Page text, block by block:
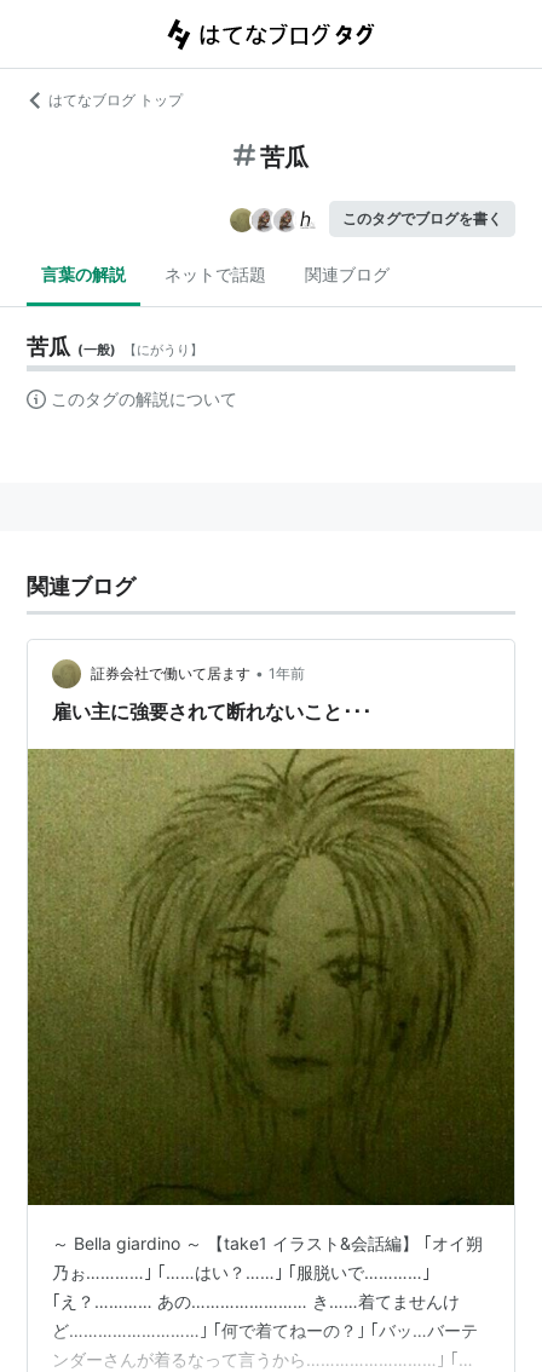
はてなブログ トップ
苦瓜
このタグでブログを書く
言葉の解説 ネットで話題 関連ブログ
苦瓜 (一般) 【にがうり 】
このタグの解説について
関連ブログ
証券会社で働いて居ます • 1年前
雇い主に強要されて断れないこと･･･
～ Bella giardino ～ 【take1 イラスト&会話編】 ｢オイ朔
乃ぉ…………｣ ｢……はい？……｣ ｢服脱いで…………｣
｢え？………… あの…………………… き……着てませんけ
ど………………………｣ ｢何で着てねーの？｣ ｢バッ…バーテ
ンダーさんが着るなって言うから………………………｣ ｢ね